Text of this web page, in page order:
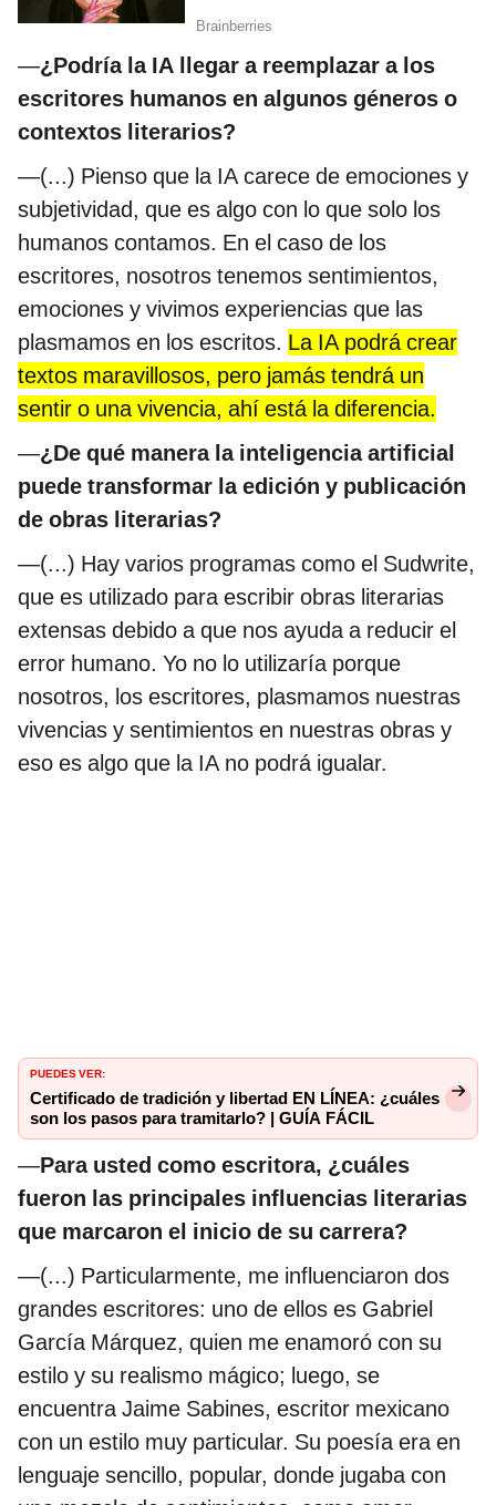
—¿Podría la IA llegar a reemplazar a los
escritores humanos en algunos géneros o
contextos literarios?
—(...) Pienso que la IA carece de emociones y
subjetividad, que es algo con lo que solo los
humanos contamos. En el caso de los
escritores, nosotros tenemos sentimientos,
emociones y vivimos experiencias que las
plasmamos en los escritos. La IA podrá crear
textos maravillosos, pero jamás tendrá un
sentir o una vivencia, ahí está la diferencia.
—¿De qué manera la inteligencia artificial
puede transformar la edición y publicación
de obras literarias?
—(...) Hay varios programas como el Sudwrite,
que es utilizado para escribir obras literarias
extensas debido a que nos ayuda a reducir el
error humano. Yo no lo utilizaría porque
nosotros, los escritores, plasmamos nuestras
vivencias y sentimientos en nuestras obras y
eso es algo que la IA no podrá igualar.
PUEDES VER:
Certificado de tradición y libertad EN LÍNEA: ¿cuáles
son los pasos para tramitarlo? | GUÍA FÁCIL
—Para usted como escritora, ¿cuáles
fueron las principales influencias literarias
que marcaron el inicio de su carrera?
—(...) Particularmente, me influenciaron dos
grandes escritores: uno de ellos es Gabriel
García Márquez, quien me enamoró con su
estilo y su realismo mágico; luego, se
encuentra Jaime Sabines, escritor mexicano
con un estilo muy particular. Su poesía era en
lenguaje sencillo, popular, donde jugaba con